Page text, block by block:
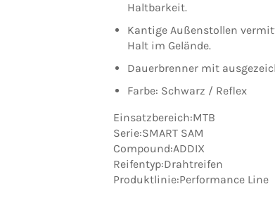
Haltbarkeit.
Kantige Außenstollen
Halt im Gelände.
Dauerbrenner mit
Farbe: Schwarz / Reflex
Einsatzbereich:MTB
Serie:SMART SAM
Compound:ADDIX
Reifentyp:Drahtreifen
Produktlinie:Performance Line